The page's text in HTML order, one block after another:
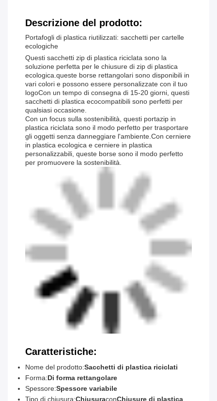
Descrizione del prodotto:
Portafogli di plastica riutilizzati: sacchetti per cartelle
ecologiche
Questi sacchetti zip di plastica riciclata sono la
soluzione perfetta per le chiusure di zip di plastica
ecologica.queste borse rettangolari sono disponibili in
vari colori e possono essere personalizzate con il tuo
logoCon un tempo di consegna di 15-20 giorni, questi
sacchetti di plastica ecocompatibili sono perfetti per
qualsiasi occasione.
Con un focus sulla sostenibilità, questi portazip in
plastica riciclata sono il modo perfetto per trasportare
gli oggetti senza danneggiare l'ambiente.Con cerniere
in plastica ecologica e cerniere in plastica
personalizzabili, queste borse sono il modo perfetto
per promuovere la sostenibilità.
Caratteristiche:
Nome del prodotto:Sacchetti di plastica riciclati
Forma:Di forma rettangolare
Spessore:Spessore variabile
Tipo di chiusura:ChiusuraconChiusure di plastica